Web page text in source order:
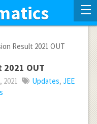
Result 2021 OUT
2021 OUT
2021 Updates, JEE